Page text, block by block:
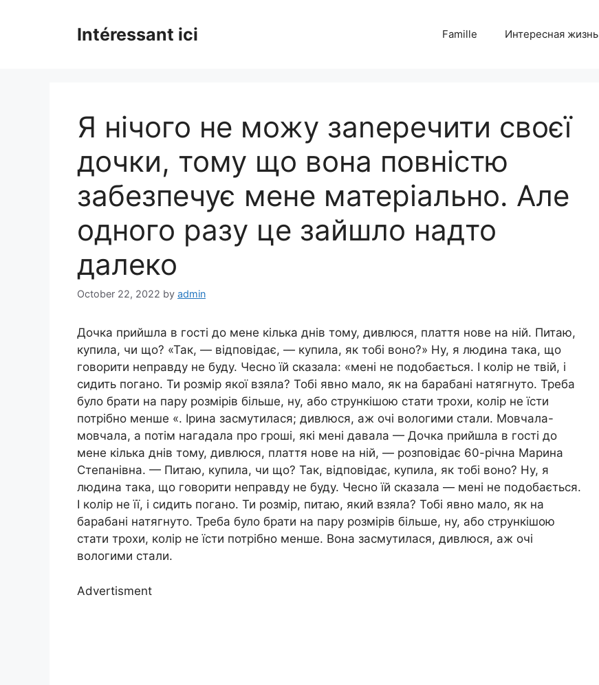
Intéressant ici Famille Интересная жизнь
Я нічого не можу заnеречити своєї
дочки, тому що вона повністю
забезпечує мене матеріально. Але
одного разу це зайшло надто
далеко
October 22, 2022 by admin
Дочка прийшла в гості до мене кілька днів тому, дивлюся, плаття нове на ній. Питаю,
купила, чи що? «Так, — відповідає, — купила, як тобі воно?» Ну, я людина така, що
говорити неправду не буду. Чесно їй сказала: «мені не подобається. І колір не твій, і
сидить погано. Ти розмір якої взяла? Тобі явно мало, як на барабані натягнуто. Треба
було брати на пару розмірів більше, ну, або стрункішою стати трохи, колір не їсти
потрібно менше «. Ірина засмутилася; дивлюся, аж очі вологими стали. Мовчала-
мовчала, а потім нагадала про гроші, які мені давала — Дочка прийшла в гості до
мене кілька днів тому, дивлюся, плаття нове на ній, — розповідає 60-річна Марина
Степанівна. — Питаю, купила, чи що? Так, відповідає, купила, як тобі воно? Ну, я
людина така, що говорити неправду не буду. Чесно їй сказала — мені не подобається.
І колір не її, і сидить погано. Ти розмір, питаю, який взяла? Тобі явно мало, як на
барабані натягнуто. Треба було брати на пару розмірів більше, ну, або стрункішою
стати трохи, колір не їсти потрібно менше. Вона засмутилася, дивлюся, аж очі
вологими стали.
Advertisment